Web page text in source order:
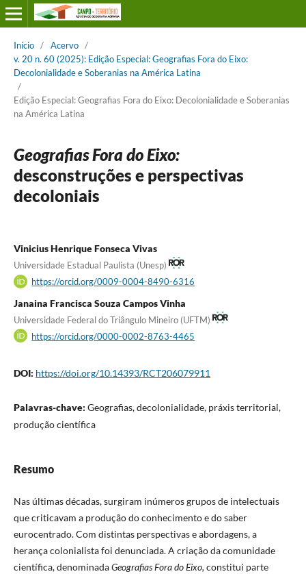
Início / Acervo /
v. 20 n. 60 (2025): Edição Especial: Geografias Fora do Eixo:
Decolonialidade e Soberanias na América Latina
/
Edição Especial: Geografias Fora do Eixo: Decolonialidade e Soberanias
na América Latina
Geografias Fora do Eixo:
desconstruções e perspectivas
decoloniais
Vinicius Henrique Fonseca Vivas
Universidade Estadual Paulista (Unesp)
https://orcid.org/0009-0004-8490-6316
Janaina Francisca Souza Campos Vinha
Universidade Federal do Triângulo Mineiro (UFTM)
https://orcid.org/0000-0002-8763-4465
DOI: https://doi.org/10.14393/RCT206079911
Palavras-chave: Geografias, decolonialidade, práxis territorial,
produção científica
Resumo
Nas últimas décadas, surgiram inúmeros grupos de intelectuais
que criticavam a produção do conhecimento e do saber
eurocentrado. Com distintas perspectivas e abordagens, a
herança colonialista foi denunciada. A criação da comunidade
científica, denominadaGeografias Fora do Eixo, constitui parte